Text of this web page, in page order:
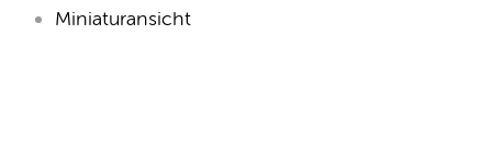
Miniaturansicht